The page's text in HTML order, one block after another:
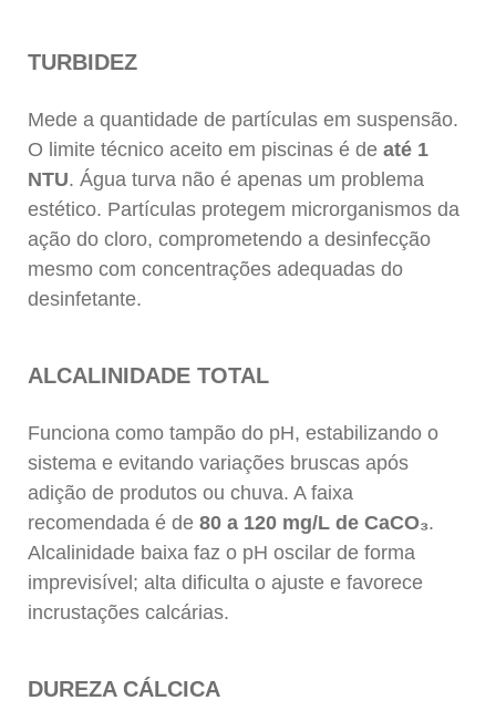
TURBIDEZ
Mede a quantidade de partículas em suspensão.
O limite técnico aceito em piscinas é de até 1
NTU. Água turva não é apenas um problema
estético. Partículas protegem microrganismos da
ação do cloro, comprometendo a desinfecção
mesmo com concentrações adequadas do
desinfetante.
ALCALINIDADE TOTAL
Funciona como tampão do pH, estabilizando o
sistema e evitando variações bruscas após
adição de produtos ou chuva. A faixa
recomendada é de 80 a 120 mg/L de CaCO₃.
Alcalinidade baixa faz o pH oscilar de forma
imprevisível; alta dificulta o ajuste e favorece
incrustações calcárias.
DUREZA CÁLCICA